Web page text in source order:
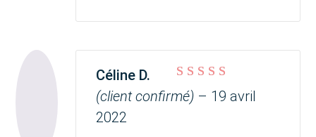
Note sur 5
Céline D.
(client confirmé) – 19 avril
2022